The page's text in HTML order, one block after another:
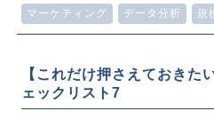
マーケティング データ分析 規
【これだけ押さえておきた
ェックリスト7